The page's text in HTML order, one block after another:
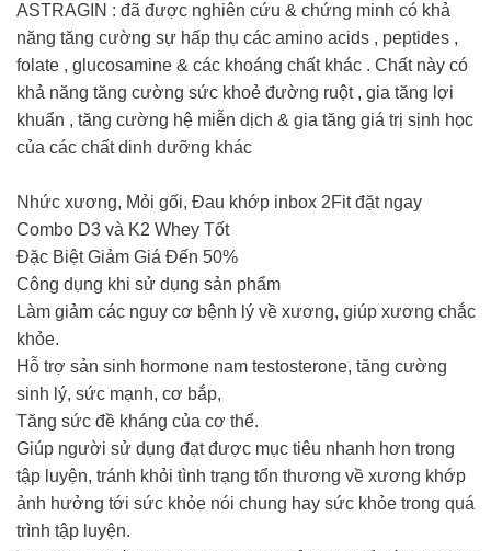
ASTRAGIN : đã được nghiên cứu & chứng minh có khả
năng tăng cường sự hấp thụ các amino acids , peptides ,
folate , glucosamine & các khoáng chất khác . Chất này có
khả năng tăng cường sức khoẻ đường ruột , gia tăng lợi
khuẩn , tăng cường hệ miễn dịch & gia tăng giá trị sịnh học
của các chất dinh dưỡng khác
Nhức xương, Mỏi gối, Đau khớp inbox 2Fit đặt ngay
Combo D3 và K2 Whey Tốt
Đặc Biệt Giảm Giá Đến 50%
Công dụng khi sử dụng sản phẩm
Làm giảm các nguy cơ bệnh lý về xương, giúp xương chắc
khỏe.
Hỗ trợ sản sinh hormone nam testosterone, tăng cường
sinh lý, sức mạnh, cơ bắp,
Tăng sức đề kháng của cơ thể.
Giúp người sử dụng đạt được mục tiêu nhanh hơn trong
tập luyện, tránh khỏi tình trạng tổn thương về xương khớp
ảnh hưởng tới sức khỏe nói chung hay sức khỏe trong quá
trình tập luyện.